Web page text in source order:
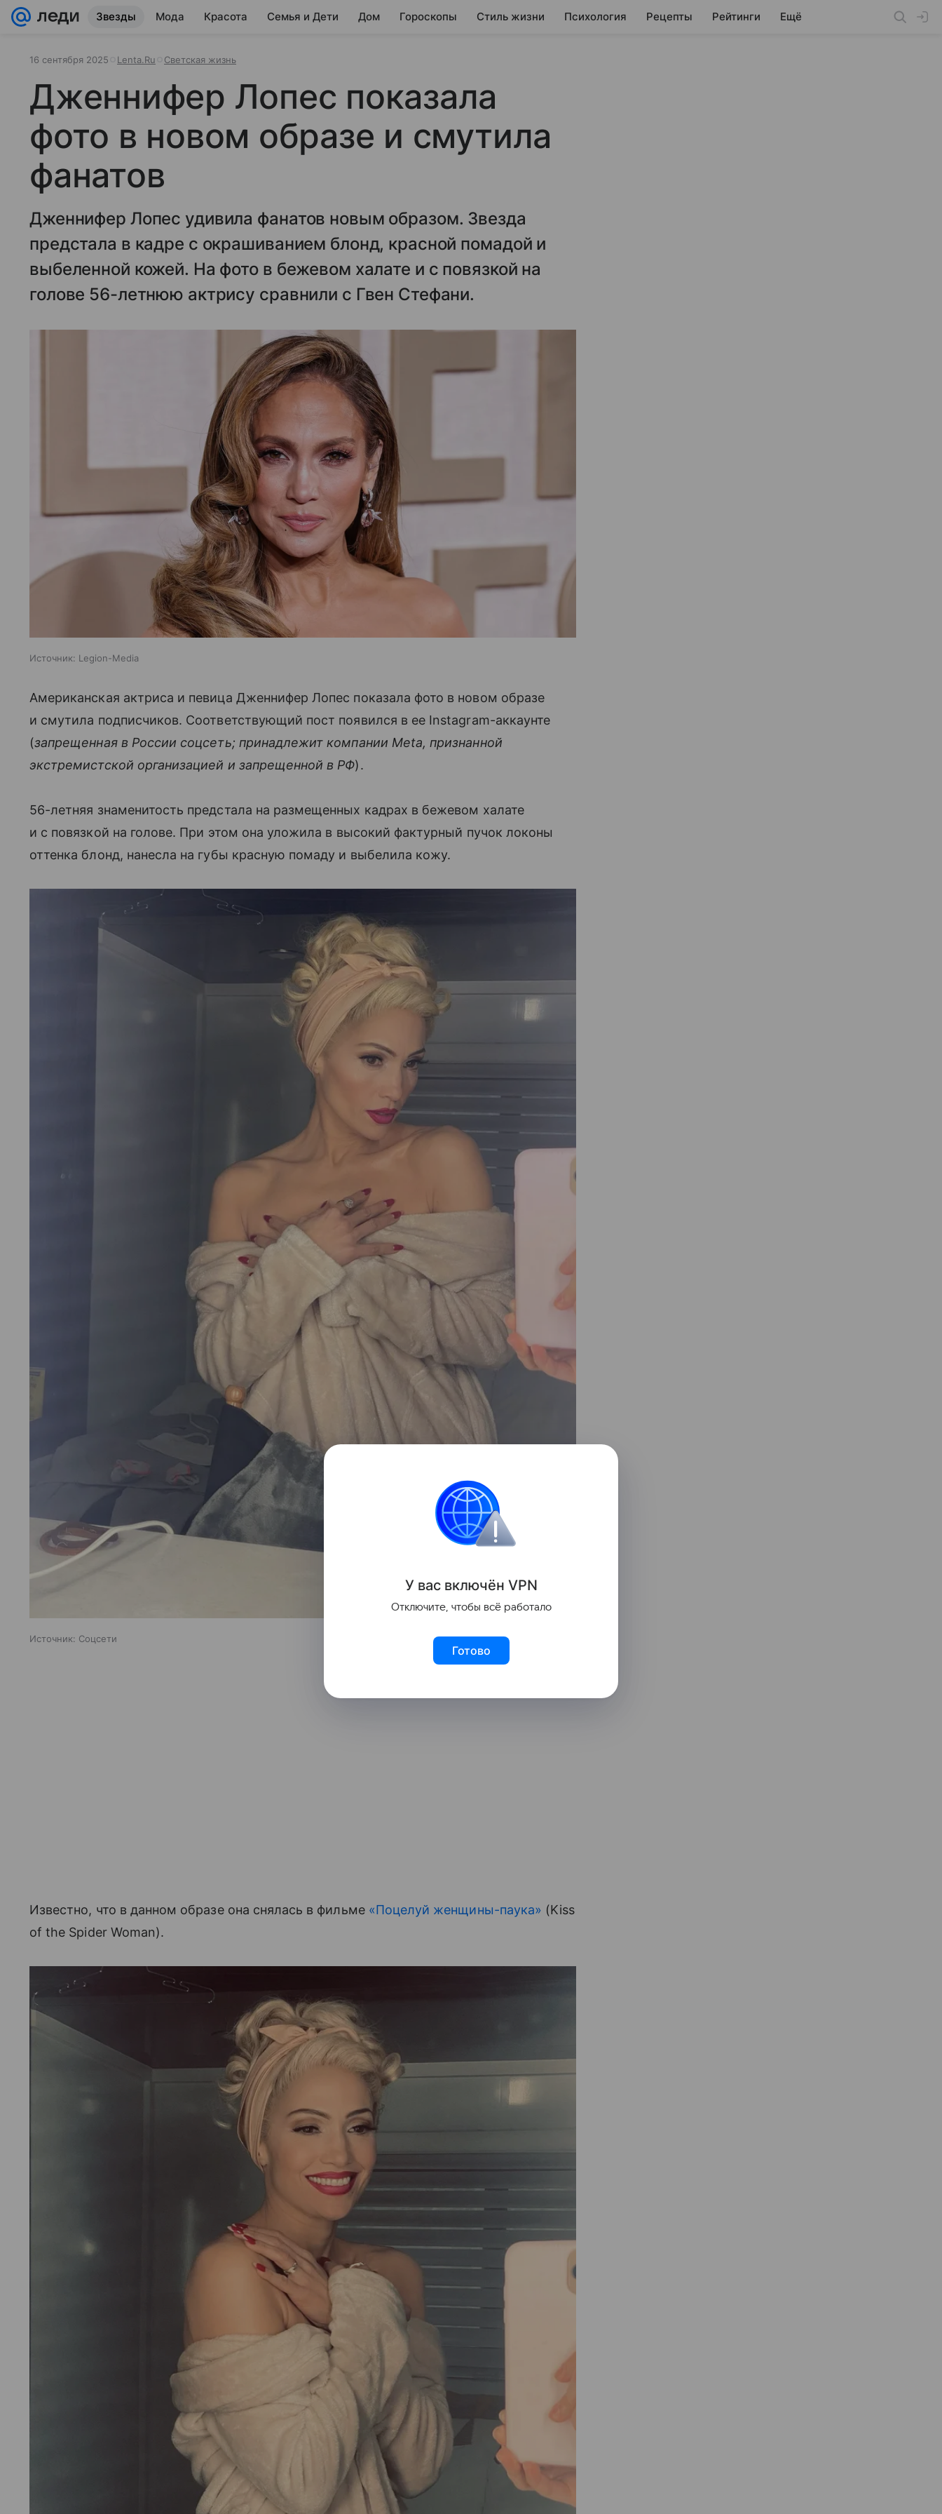
Звезды Мода Красота Семья и Дети Дом Гороскопы Стиль жизни Психология Рецепты Рейтинги Ещё
16 сентября 2025 Lenta.Ru Светская жизнь
Дженнифер Лопес показала
фото в новом образе и смутила
фанатов
Дженнифер Лопес удивила фанатов новым образом. Звезда
предстала в кадре с окрашиванием блонд, красной помадой и
выбеленной кожей. На фото в бежевом халате и с повязкой на
голове 56-летнюю актрису сравнили с Гвен Стефани.
Источник: Legion-Media
Американская актриса и певица Дженнифер Лопес показала фото в новом образе
и смутила подписчиков. Соответствующий пост появился в ее Instagram-аккаунте
(запрещенная в России соцсеть; принадлежит компании Meta, признанной
экстремистской организацией и запрещенной в РФ).
56-летняя знаменитость предстала на размещенных кадрах в бежевом халате
и с повязкой на голове. При этом она уложила в высокий фактурный пучок локоны
оттенка блонд, нанесла на губы красную помаду и выбелила кожу.
Источник: Соцсети
Известно, что в данном образе она снялась в фильме «Поцелуй женщины-паука» (Kiss
of the Spider Woman).
У вас включён VPN
Отключите, чтобы всё работало
Готово